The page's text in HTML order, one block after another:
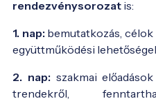
rendezvénysorozat is:
1. nap: bemutatkozás,
együttműködési
2. nap: szakmai
trendekről,